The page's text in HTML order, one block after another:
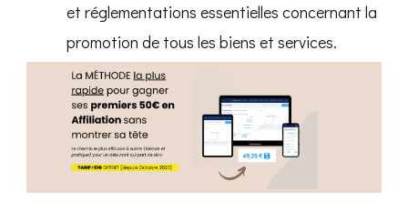
et réglementations essentielles concernant la
promotion de tous les biens et services.